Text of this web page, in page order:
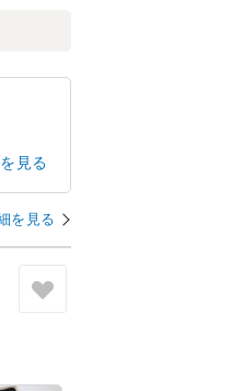
らで
があ
た、
08/06
見る
を見る